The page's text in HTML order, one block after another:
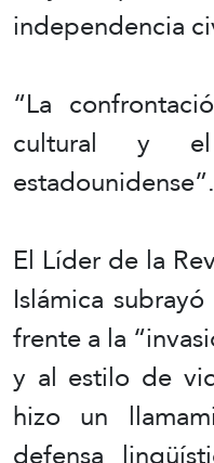
independencia
“La
cultural y
estadounidense”.
El Líder de la
Islámica
frente a la
y al estilo de
hizo un